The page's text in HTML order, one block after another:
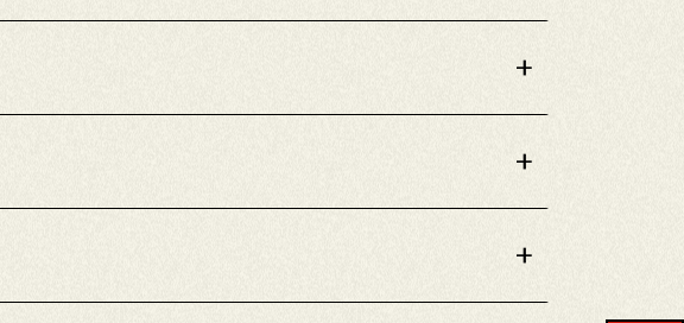
+
+
+